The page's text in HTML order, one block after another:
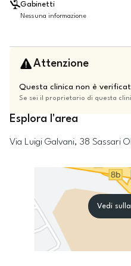
Gabinetti
Nessuna informazione
Attenzione
Questa clinica non è
Se sei il proprietario di questa
Esplora l'area
Via Luigi Galvani, 38 Sassari
Vedi